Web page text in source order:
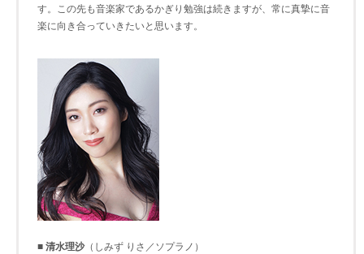
す。この先も音楽家であるかぎり勉強は続きますが、常に真摯に音
楽に向き合っていきたいと思います。
■ 清水理沙（しみず りさ／ソプラノ）